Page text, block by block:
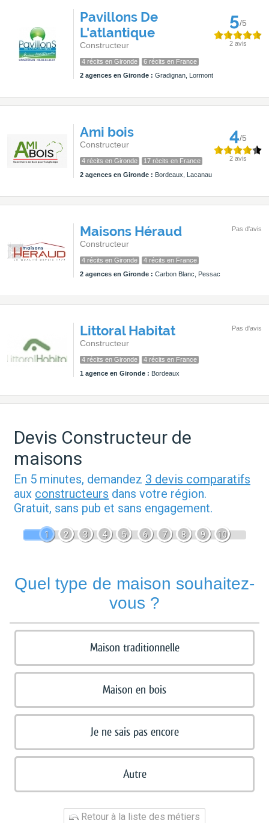
Pavillons De
L'atlantique
Constructeur
4 récits en Gironde
6 récits en France
2 agences en Gironde : Gradignan, Lormont
5/5
2 avis
Ami bois
Constructeur
4 récits en Gironde
17 récits en France
2 agences en Gironde : Bordeaux, Lacanau
4/5
2 avis
Maisons Héraud
Constructeur
4 récits en Gironde
4 récits en France
2 agences en Gironde : Carbon Blanc, Pessac
Pas d'avis
Littoral Habitat
Constructeur
4 récits en Gironde
4 récits en France
1 agence en Gironde : Bordeaux
Pas d'avis
Devis Constructeur de
maisons
En 5 minutes, demandez 3 devis comparatifs
aux constructeurs dans votre région.
Gratuit, sans pub et sans engagement.
1 2 3 4 5 6 7 8 9 10
Quel type de maison souhaitez-
vous ?
Maison traditionnelle
Maison en bois
Je ne sais pas encore
Autre
Retour à la liste des métiers